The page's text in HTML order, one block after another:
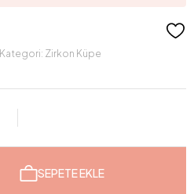
Kategori: Zirkon Küpe
SEPETE EKLE